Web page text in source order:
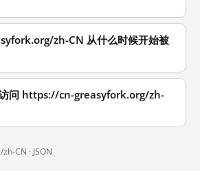
zh-CN 从什么时候开始被
问 https://cn-greasyfork.org/zh-
CN · JSON